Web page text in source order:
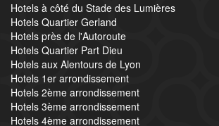
Hotels à côté du Stade des Lumières
Hotels Quartier Gerland
Hotels près de l'Autoroute
Hotels Quartier Part Dieu
Hotels aux Alentours de Lyon
Hotels 1er arrondissement
Hotels 2ème arrondissement
Hotels 3ème arrondissement
Hotels 4ème arrondissement